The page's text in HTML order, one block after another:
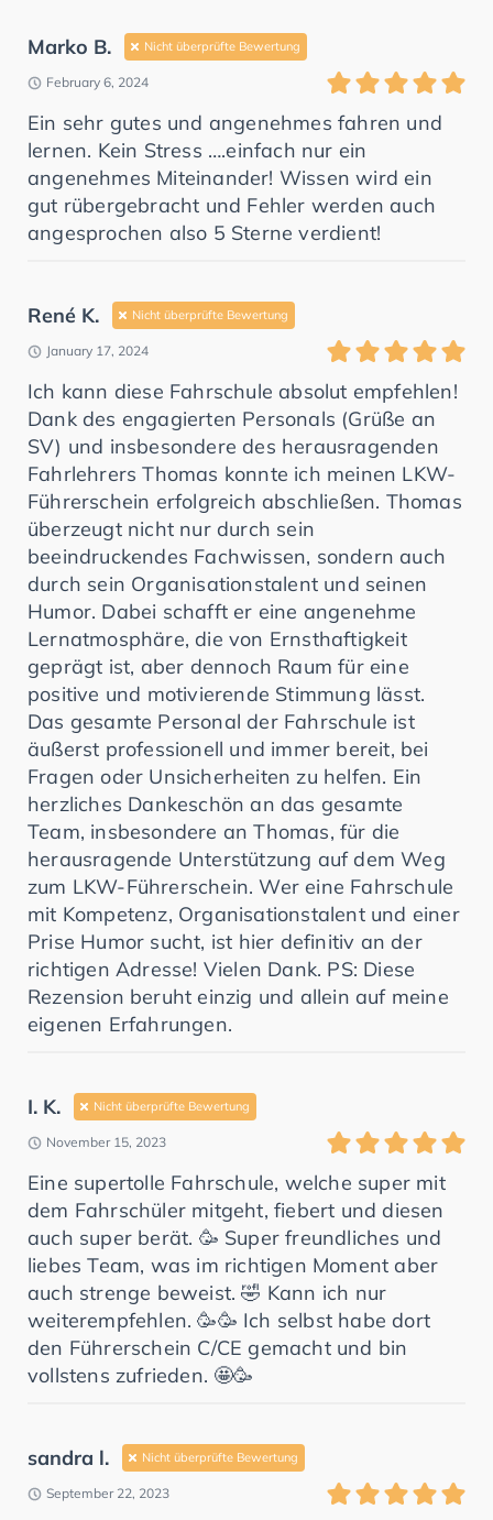
Marko B. Nicht überprüfte Bewertung
February 6, 2024
Ein sehr gutes und angenehmes fahren und
lernen. Kein Stress ….einfach nur ein
angenehmes Miteinander! Wissen wird ein
gut rübergebracht und Fehler werden auch
angesprochen also 5 Sterne verdient!
René K. Nicht überprüfte Bewertung
January 17, 2024
Ich kann diese Fahrschule absolut empfehlen!
Dank des engagierten Personals (Grüße an
SV) und insbesondere des herausragenden
Fahrlehrers Thomas konnte ich meinen LKW-
Führerschein erfolgreich abschließen. Thomas
überzeugt nicht nur durch sein
beeindruckendes Fachwissen, sondern auch
durch sein Organisationstalent und seinen
Humor. Dabei schafft er eine angenehme
Lernatmosphäre, die von Ernsthaftigkeit
geprägt ist, aber dennoch Raum für eine
positive und motivierende Stimmung lässt.
Das gesamte Personal der Fahrschule ist
äußerst professionell und immer bereit, bei
Fragen oder Unsicherheiten zu helfen. Ein
herzliches Dankeschön an das gesamte
Team, insbesondere an Thomas, für die
herausragende Unterstützung auf dem Weg
zum LKW-Führerschein. Wer eine Fahrschule
mit Kompetenz, Organisationstalent und einer
Prise Humor sucht, ist hier definitiv an der
richtigen Adresse! Vielen Dank. PS: Diese
Rezension beruht einzig und allein auf meine
eigenen Erfahrungen.
I. K. Nicht überprüfte Bewertung
November 15, 2023
Eine supertolle Fahrschule, welche super mit
dem Fahrschüler mitgeht, fiebert und diesen
auch super berät. 🥳 Super freundliches und
liebes Team, was im richtigen Moment aber
auch strenge beweist. 🤣 Kann ich nur
weiterempfehlen. 🥳🥳 Ich selbst habe dort
den Führerschein C/CE gemacht und bin
vollstens zufrieden. 🤩🥳
sandra l. Nicht überprüfte Bewertung
September 22, 2023